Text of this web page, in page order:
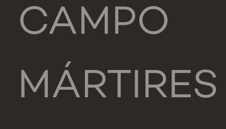
CAMPO
MÁRTIRES